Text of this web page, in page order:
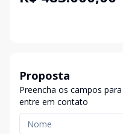
Proposta
Preencha os campos
entre em contato